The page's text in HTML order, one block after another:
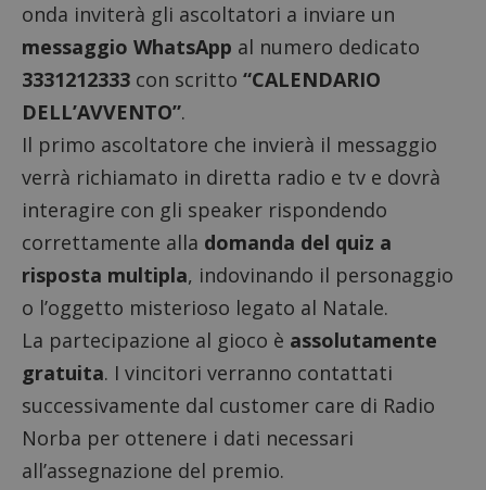
onda inviterà gli ascoltatori a inviare un
messaggio WhatsApp al numero dedicato
3331212333 con scritto “CALENDARIO
DELL’AVVENTO”.
Il primo ascoltatore che invierà il messaggio
verrà richiamato in diretta radio e tv e dovrà
interagire con gli speaker rispondendo
correttamente alla domanda del quiz a
risposta multipla, indovinando il personaggio
o l’oggetto misterioso legato al Natale.
La partecipazione al gioco è assolutamente
gratuita. I vincitori verranno contattati
successivamente dal customer care di Radio
Norba per ottenere i dati necessari
all’assegnazione del premio.